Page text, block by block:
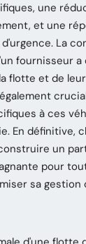
une
et une
La
fournisseur a
flotte et de
à ces
En définitive,
un
pour
sa gestion